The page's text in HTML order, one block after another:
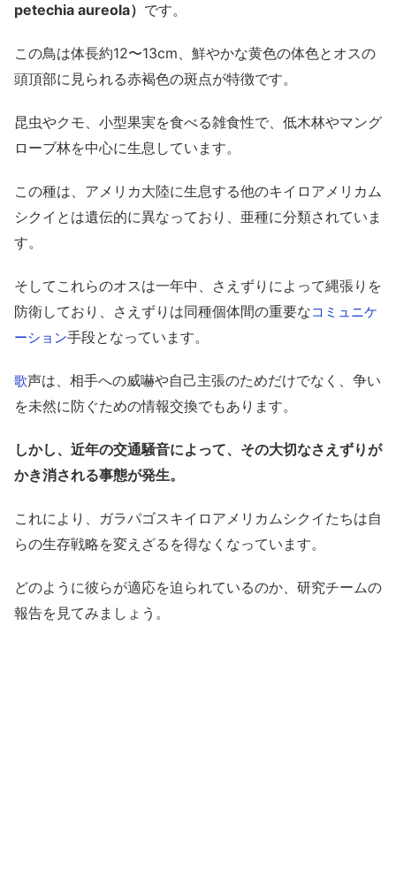
petechia aureola） です。
この鳥は体長約12〜13cm、鮮やかな黄色の体色とオスの
頭頂部に見られる赤褐色の斑点が特徴です。
昆虫やクモ、小型果実を食べる雑食性で、低木林やマング
ローブ林を中心に生息しています。
この種は、アメリカ大陸に生息する他のキイロアメリカム
シクイとは遺伝的に異なっており、亜種に分類されていま
す。
そしてこれらのオスは一年中、さえずりによって縄張りを
防衛しており、さえずりは同種個体間の重要なコミュニケ
ーション手段となっています。
歌声は、相手への威嚇や自己主張のためだけでなく、争い
を未然に防ぐための情報交換でもあります。
しかし、近年の交通騒音によって、その大切なさえずりが
かき消される事態が発生。
これにより、ガラパゴスキイロアメリカムシクイたちは自
らの生存戦略を変えざるを得なくなっています。
どのように彼らが適応を迫られているのか、研究チームの
報告を見てみましょう。